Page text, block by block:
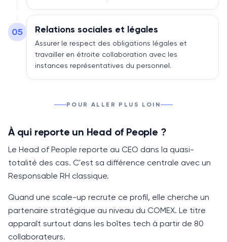
05 Relations sociales et légales
Assurer le respect des obligations légales et
travailler en étroite collaboration avec les
instances représentatives du personnel.
POUR ALLER PLUS LOIN
À qui reporte un Head of People ?
Le Head of People reporte au CEO dans la quasi-
totalité des cas. C'est sa différence centrale avec un
Responsable RH classique.
Quand une scale-up recrute ce profil, elle cherche un
partenaire stratégique au niveau du COMEX. Le titre
apparaît surtout dans les boîtes tech à partir de 80
collaborateurs.